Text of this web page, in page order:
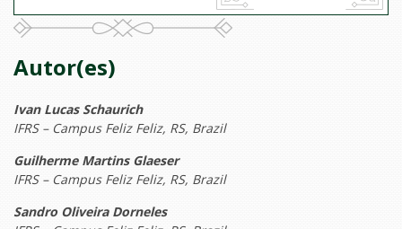
Autor(es)
Ivan Lucas Schaurich
IFRS – Campus Feliz Feliz, RS, Brazil
Guilherme Martins Glaeser
IFRS – Campus Feliz Feliz, RS, Brazil
Sandro Oliveira Dorneles